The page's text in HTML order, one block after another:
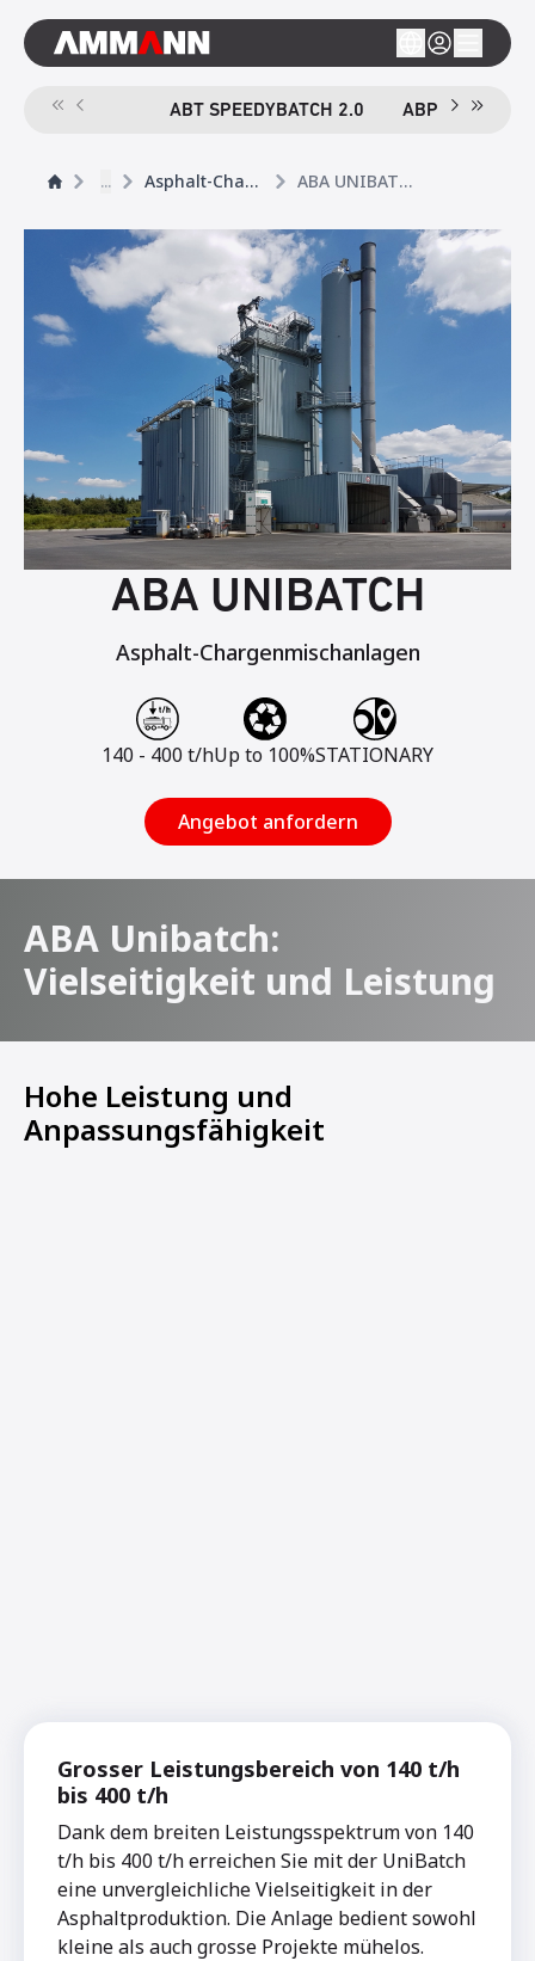
ABT SPEEDYBATCH 2.0 ABP HRT
... Asphalt-Chargenmischanlagen ABA UNIBATCH
ABA UNIBATCH
Asphalt-Chargenmischanlagen
140 - 400 t/hUp to 100%STATIONARY
Angebot anfordern
ABA Unibatch:
Vielseitigkeit und Leistung
Hohe Leistung und
Anpassungsfähigkeit
Grosser Leistungsbereich von 140 t/h
bis 400 t/h
Dank dem breiten Leistungsspektrum von 140
t/h bis 400 t/h erreichen Sie mit der UniBatch
eine unvergleichliche Vielseitigkeit in der
Asphaltproduktion. Die Anlage bedient sowohl
kleine als auch grosse Projekte mühelos.